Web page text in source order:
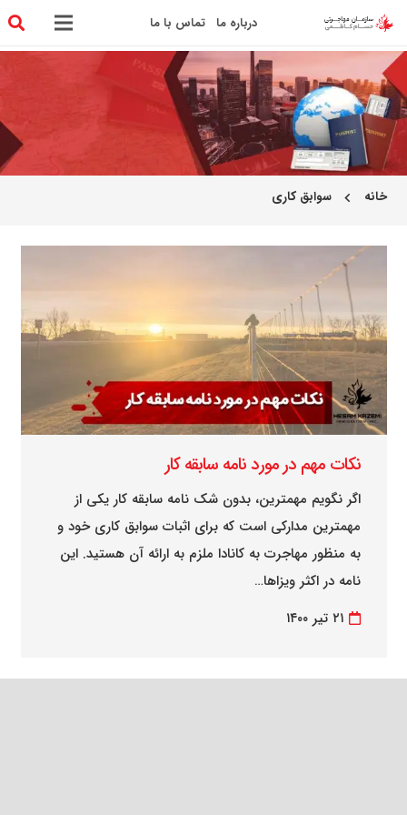
درباره ما تماس با ما
خانه chevron_left سوابق کاری
نکات مهم در مورد نامه سابقه کار
اگر نگویم مهمترین، بدون شک نامه سابقه کار یکی از
مهمترین مدارکی است که برای اثبات سوابق کاری خود و
به منظور مهاجرت به کانادا ملزم به ارائه آن هستید. این
نامه در اکثر ویزاها…
۲۱ تیر ۱۴۰۰